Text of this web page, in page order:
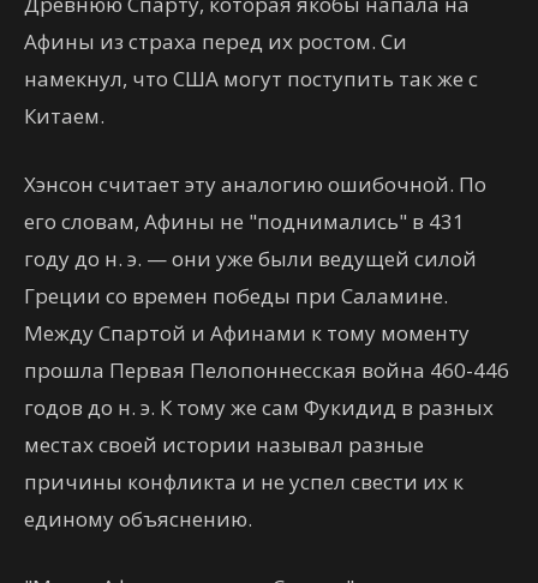
Афины из страха перед их ростом. Си
намекнул, что США могут поступить так же с
Китаем.
Хэнсон считает эту аналогию ошибочной. По
его словам, Афины не "поднимались" в 431
году до н. э. — они уже были ведущей силой
Греции со времен победы при Саламине.
Между Спартой и Афинами к тому моменту
прошла Первая Пелопоннесская война 460-446
годов до н. э. К тому же сам Фукидид в разных
местах своей истории называл разные
причины конфликта и не успел свести их к
единому объяснению.